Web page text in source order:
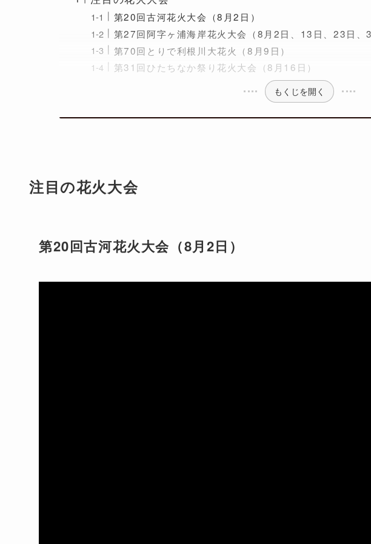
第20回古河花火大会（8月2日）
第27回阿字ヶ浦海岸花火大会（8月2日、13日、23日、
第70回とりで利根川大花火（8月9日）
第31回ひたちなか祭り花火大会（8月16日）
もくじを開く
注目の花火大会
第20回古河花火大会（8月2日）